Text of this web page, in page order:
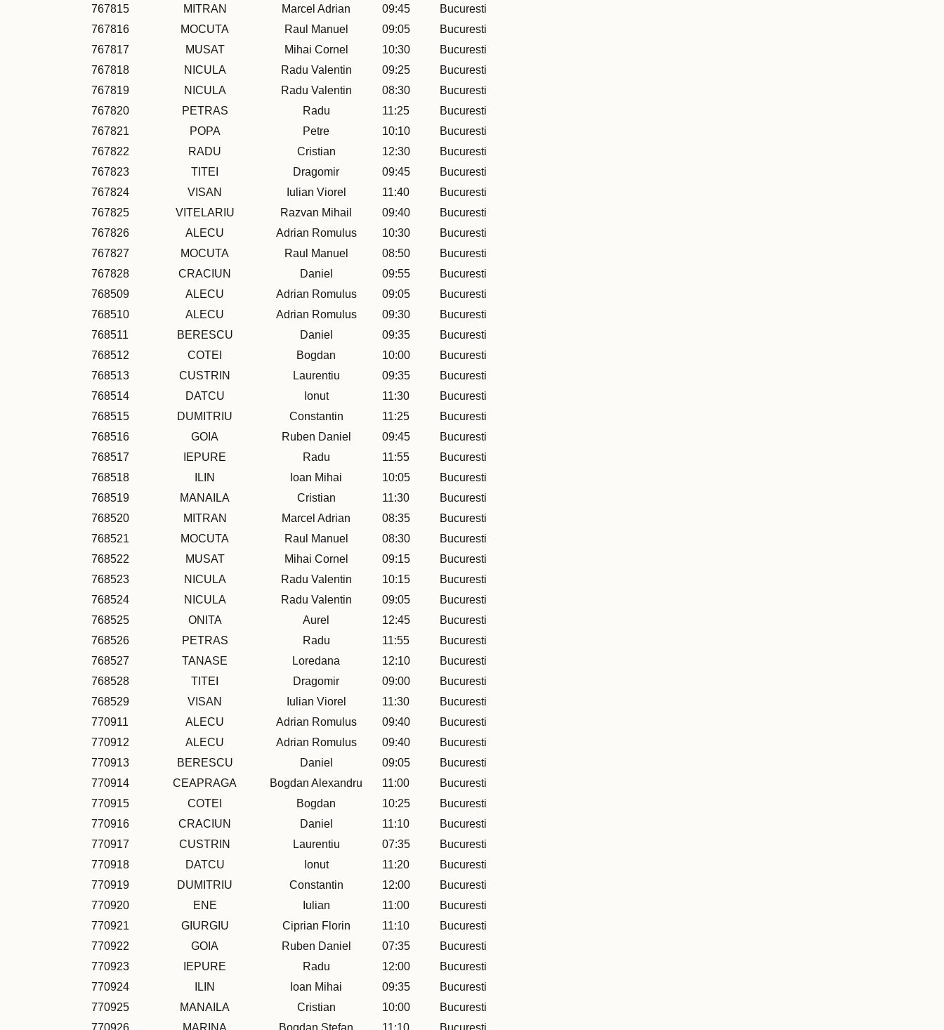
767815
MITRAN Marcel Adrian 09:45
Bucuresti
767816
MOCUTA Raul Manuel 09:05
Bucuresti
767817
MUSAT Mihai Cornel 10:30
Bucuresti
767818
NICULA Radu Valentin 09:25
Bucuresti
767819
NICULA Radu Valentin 08:30
Bucuresti
767820
PETRAS Radu 11:25
Bucuresti
767821
POPA Petre 10:10
Bucuresti
767822
RADU Cristian 12:30
Bucuresti
767823
TITEI Dragomir 09:45
Bucuresti
767824
VISAN Iulian Viorel 11:40
Bucuresti
767825
VITELARIU Razvan Mihail 09:40
Bucuresti
767826
ALECU Adrian Romulus 10:30
Bucuresti
767827
MOCUTA Raul Manuel 08:50
Bucuresti
767828
CRACIUN Daniel 09:55
Bucuresti
768509
ALECU Adrian Romulus 09:05
Bucuresti
768510
ALECU Adrian Romulus 09:30
Bucuresti
768511
BERESCU Daniel 09:35
Bucuresti
768512
COTEI Bogdan 10:00
Bucuresti
768513
CUSTRIN Laurentiu 09:35
Bucuresti
768514
DATCU Ionut 11:30
Bucuresti
768515
DUMITRIU Constantin 11:25
Bucuresti
768516
GOIA Ruben Daniel 09:45
Bucuresti
768517
IEPURE Radu 11:55
Bucuresti
768518
ILIN Ioan Mihai 10:05
Bucuresti
768519
MANAILA Cristian 11:30
Bucuresti
768520
MITRAN Marcel Adrian 08:35
Bucuresti
768521
MOCUTA Raul Manuel 08:30
Bucuresti
768522
MUSAT Mihai Cornel 09:15
Bucuresti
768523
NICULA Radu Valentin 10:15
Bucuresti
768524
NICULA Radu Valentin 09:05
Bucuresti
768525
ONITA Aurel 12:45
Bucuresti
768526
PETRAS Radu 11:55
Bucuresti
768527
TANASE Loredana 12:10
Bucuresti
768528
TITEI Dragomir 09:00
Bucuresti
768529
VISAN Iulian Viorel 11:30
Bucuresti
770911
ALECU Adrian Romulus 09:40
Bucuresti
770912
ALECU Adrian Romulus 09:40
Bucuresti
770913
BERESCU Daniel 09:05
Bucuresti
770914
CEAPRAGA Bogdan Alexandru 11:00
Bucuresti
770915
COTEI Bogdan 10:25
Bucuresti
770916
CRACIUN Daniel 11:10
Bucuresti
770917
CUSTRIN Laurentiu 07:35
Bucuresti
770918
DATCU Ionut 11:20
Bucuresti
770919
DUMITRIU Constantin 12:00
Bucuresti
770920
ENE Iulian 11:00
Bucuresti
770921
GIURGIU Ciprian Florin 11:10
Bucuresti
770922
GOIA Ruben Daniel 07:35
Bucuresti
770923
IEPURE Radu 12:00
Bucuresti
770924
ILIN Ioan Mihai 09:35
Bucuresti
770925
MANAILA Cristian 10:00
Bucuresti